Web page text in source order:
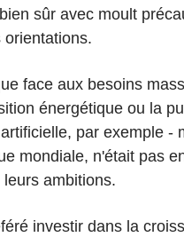
sûr avec moult
face aux besoins
énergétique ou la
par exemple -
mondiale, n'était pas
ambitions.
investir dans la